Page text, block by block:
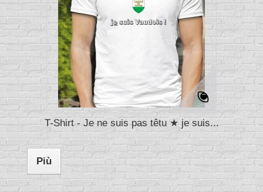
T-Shirt - Je ne suis pas têtu ★ je suis...
Più